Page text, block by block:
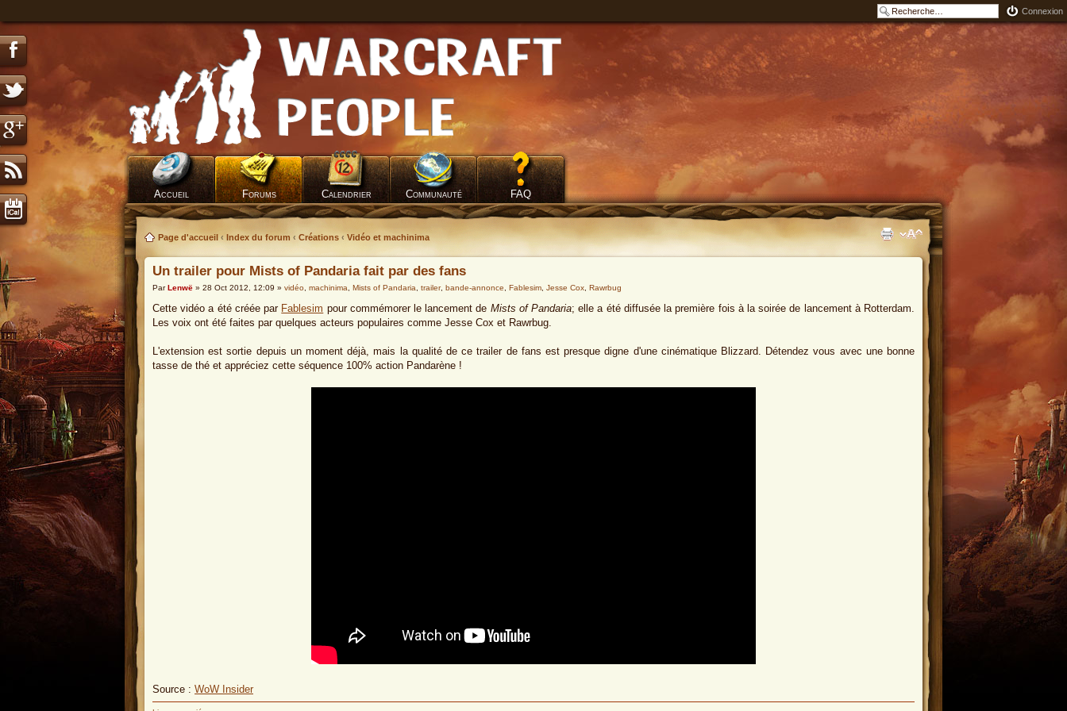
Connexion
Accueil Forums Calendrier Communauté FAQ
Page d'accueil ‹ Index du forum ‹ Créations ‹ Vidéo et machinima
Un trailer pour Mists of Pandaria fait par des fans
ParLenwë » 28 Oct 2012, 12:09 » vidéo machinima Mists of Pandaria trailer, bande-annonce Fablesim Jesse Cox Rawrbug
Cette vidéo a été créée par Fablesim pour commémorer le lancement de Mists of Pandaria; elle a été diffusée la première fois à la soirée de lancement à Rotterdam.
Les voix ont été faites par quelques acteurs populaires comme Jesse Cox et Rawrbug.
L'extension est sortie depuis un moment déjà, mais la qualité de ce trailer de fans est presque digne d'une cinématique Blizzard. Détendez vous avec une bonne
tasse de thé et appréciez cette séquence 100% action Pandarène !
Source : WoW Insider